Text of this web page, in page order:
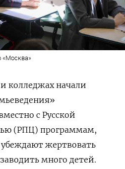
«Москва»
колледжах начали
с Русской
(РПЦ) программам,
жертвовать
много детей.